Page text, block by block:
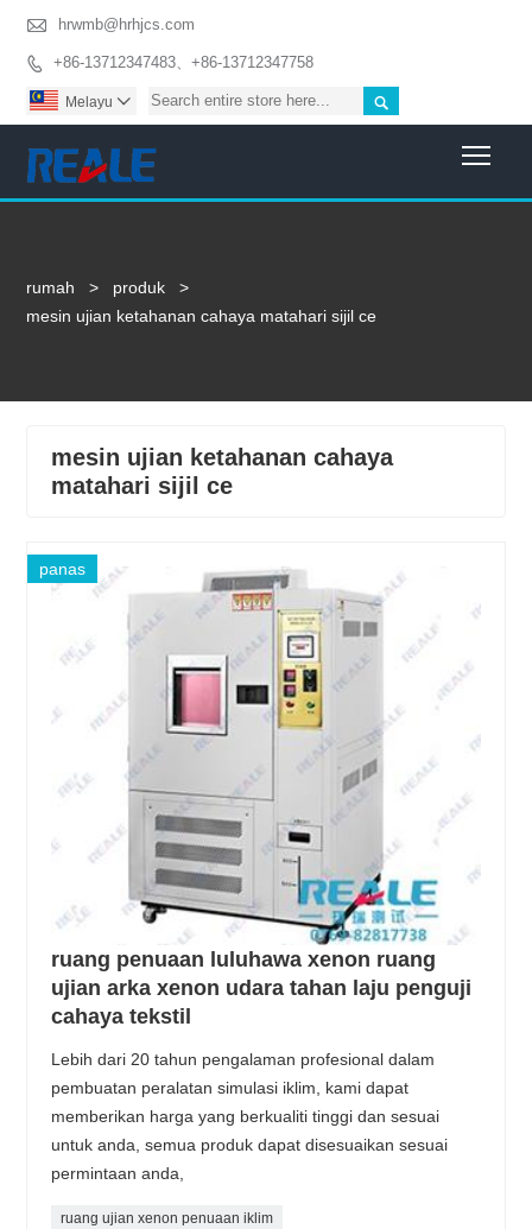
 hrwmb@hrhjcs.com
 +86-13712347483、+86-13712347758

Melayu 
rumah > produk
>
mesin ujian ketahanan cahaya matahari sijil ce
mesin ujian ketahanan cahaya
matahari sijil ce
panas
ruang penuaan luluhawa xenon ruang
ujian arka xenon udara tahan laju penguji
cahaya tekstil
Lebih dari 20 tahun pengalaman profesional dalam
pembuatan peralatan simulasi iklim, kami dapat
memberikan harga yang berkualiti tinggi dan sesuai
untuk anda, semua produk dapat disesuaikan sesuai
permintaan anda,
ruang ujian xenon penuaan iklim